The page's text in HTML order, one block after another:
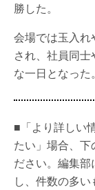
勝した。
会場では玉入
され、社員同
な一日となった。
■「より詳しい
たい」場合、下
ださい。編集部
し、件数の多